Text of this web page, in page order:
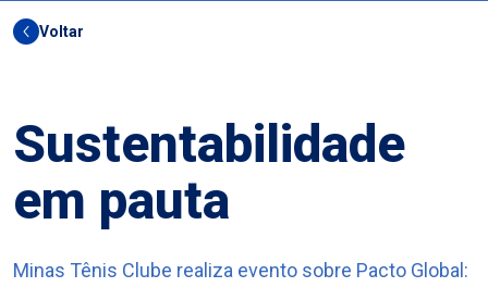
Voltar
Sustentabilidade
em pauta
Minas Tênis Clube realiza evento sobre Pacto Global: